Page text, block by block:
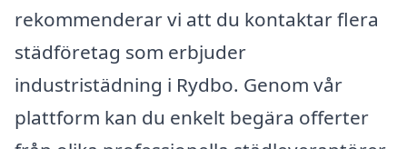
rekommenderar vi att du kontaktar flera
städföretag som erbjuder
industristädning i Rydbo. Genom vår
plattform kan du enkelt begära offerter